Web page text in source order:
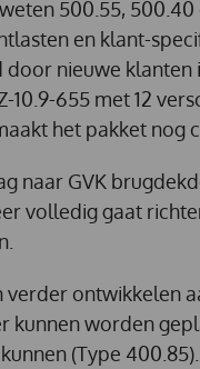
500.55,
en klant-
nieuwe klanten
655 met 12
het pakket nog
naar GVK
volledig gaat
ontwikkelen
kunnen worden
(Type 400.85).